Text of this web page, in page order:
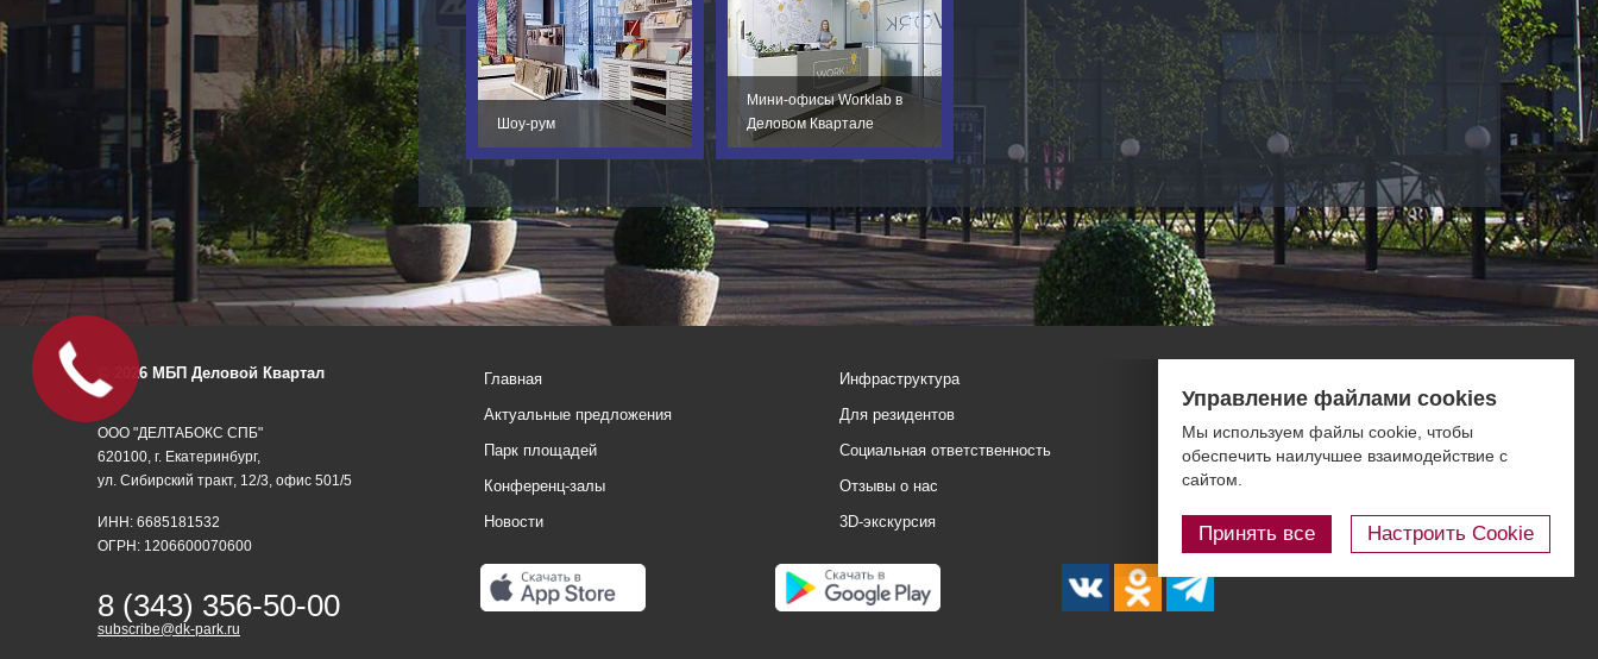
Шоу-рум
Мини-офисы Worklab в
Деловом Квартале
© 2026 МБП Деловой Квартал
ООО "ДЕЛТАБОКС СПБ"
620100, г. Екатеринбург,
ул. Сибирский тракт, 12/3, офис 501/5
ИНН: 6685181532
ОГРН: 1206600070600
8 (343) 356-50-00
subscribe@dk-park.ru
Главная
Актуальные предложения
Парк площадей
Конференц-залы
Новости
Инфраструктура
Для резидентов
Социальная ответственность
Отзывы о нас
3D-экскурсия
Правовая информация
Контакты
Блог
Управление файлами cookies
Мы используем файлы cookie, чтобы
обеспечить наилучшее взаимодействие с
сайтом.
Принять все Настроить Cookie
Офис под
Ваш
бюджет